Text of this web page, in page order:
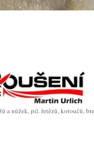
a nůžek, pil. řetězů, kotoučů,